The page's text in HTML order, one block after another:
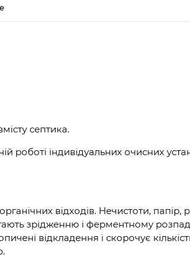
септика.
роботі індивідуальних очисних
відходів. Нечистоти, папір,
зрідженню і ферментному
відкладення і скорочує